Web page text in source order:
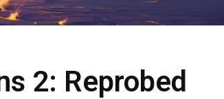
2: Reprobed